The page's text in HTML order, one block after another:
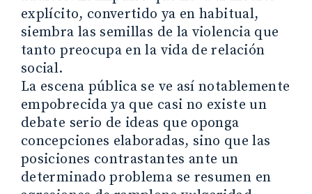
explícito, convertido ya en habitual,
siembra las semillas de la violencia que
tanto preocupa en la vida de relación
social.
La escena pública se ve así notablemente
empobrecida ya que casi no existe un
debate serio de ideas que oponga
concepciones elaboradas, sino que las
posiciones contrastantes ante un
determinado problema se resumen en